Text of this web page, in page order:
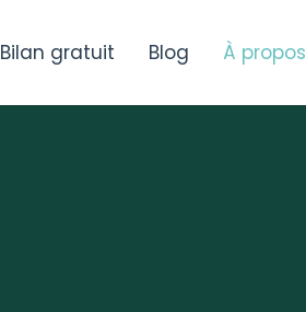
Bilan gratuit Blog À propos